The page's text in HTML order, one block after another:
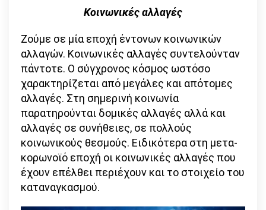
ανομία
κοινωνίας
του
σήμερα
Κοινωνικές αλλαγές
Ζούμε σε μία εποχή έντονων κοινωνικών
αλλαγών. Κοινωνικές αλλαγές συντελούνταν
πάντοτε. Ο σύγχρονος κόσμος ωστόσο
χαρακτηρίζεται από μεγάλες και απότομες
αλλαγές. Στη σημερινή κοινωνία
παρατηρούνται δομικές αλλαγές αλλά και
αλλαγές σε συνήθειες, σε πολλούς
κοινωνικούς θεσμούς. Ειδικότερα στη μετα-
κορωνοϊό εποχή οι κοινωνικές αλλαγές που
έχουν επέλθει περιέχουν και το στοιχείο του
καταναγκασμού.